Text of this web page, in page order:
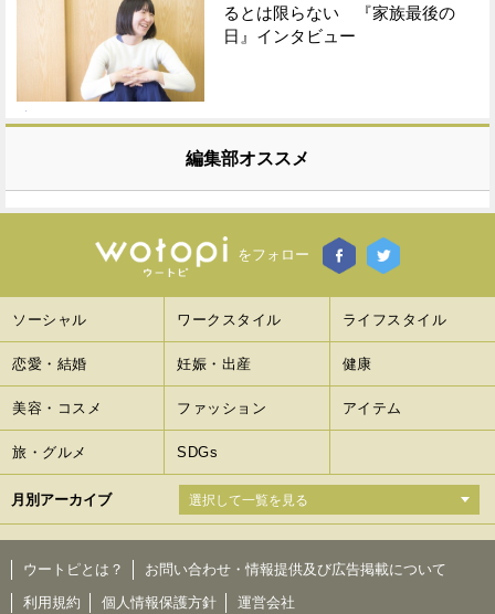
るとは限らない 『家族最後の
日』インタビュー
編集部オススメ
をフォロー
ソーシャル ワークスタイル ライフスタイル
恋愛・結婚 妊娠・出産 健康
美容・コスメ ファッション アイテム
旅・グルメ SDGs
月別アーカイブ
ウートピとは？
お問い合わせ・情報提供及び広告掲載について
利用規約
個人情報保護方針 運営会社